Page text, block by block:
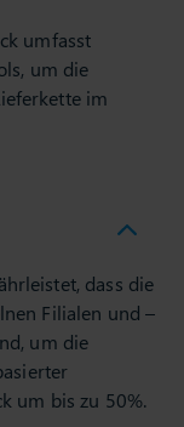
umfasst
um die
im
dass die
Filialen und –
um die
um bis zu 50%.